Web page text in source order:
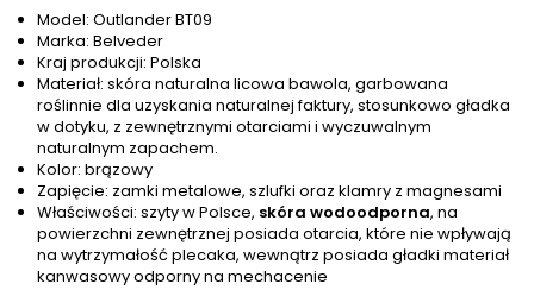
Model: Outlander BT09
Marka: Belveder
Kraj produkcji: Polska
Materiał: skóra naturalna licowa bawola, garbowana
roślinnie dla uzyskania naturalnej faktury, stosunkowo gładka
w dotyku, z zewnętrznymi otarciami i wyczuwalnym
naturalnym zapachem.
Kolor: brązowy
Zapięcie: zamki metalowe, szlufki oraz klamry z magnesami
Właściwości: szyty w Polsce, skóra wodoodporna, na
powierzchni zewnętrznej posiada otarcia, które nie wpływają
na wytrzymałość plecaka, wewnątrz posiada gładki materiał
kanwasowy odporny na mechacenie